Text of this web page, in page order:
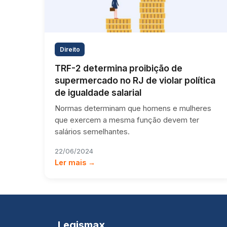
Direito
TRF-2 determina proibição de
supermercado no RJ de violar política
de igualdade salarial
Normas determinam que homens e mulheres
que exercem a mesma função devem ter
salários semelhantes.
22/06/2024
Ler mais →